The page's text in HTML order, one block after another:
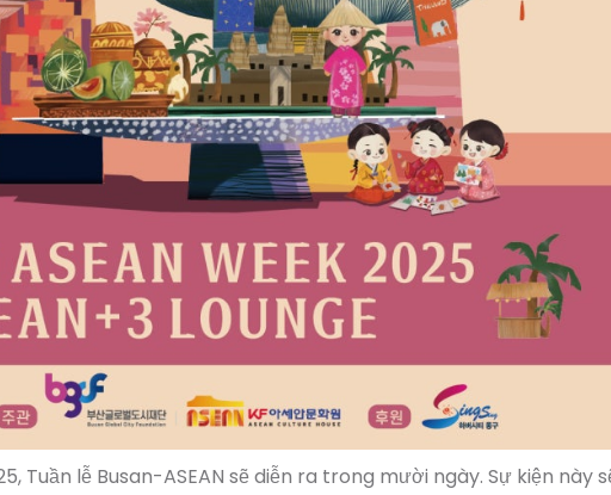
Tuần lễ Busan-ASEAN sẽ diễn ra trong mười ngày. Sự kiện này